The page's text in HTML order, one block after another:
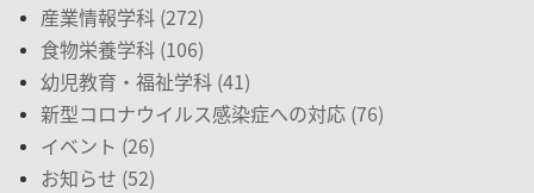
産業情報学科 (272)
食物栄養学科 (106)
幼児教育・福祉学科 (41)
新型コロナウイルス感染症への対応 (76)
イベント (26)
お知らせ (52)